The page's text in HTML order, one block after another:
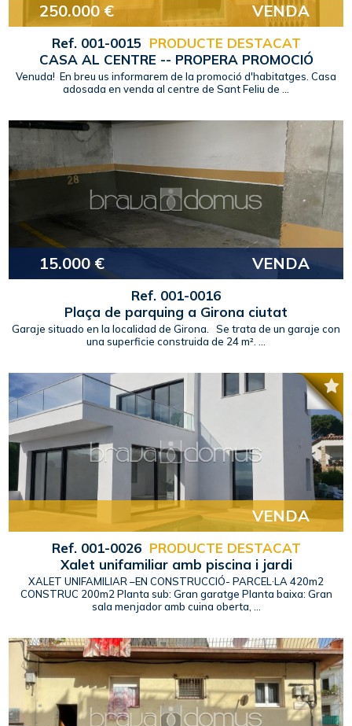
250.000 € VENDA
Ref. 001-0015 PRODUCTE DESTACAT
CASA AL CENTRE -- PROPERA PROMOCIÓ
Venuda! En breu us informarem de la promoció d'habitatges. Casa
adosada en venda al centre de Sant Feliu de ...
15.000 € VENDA
Ref. 001-0016
Plaça de parquing a Girona ciutat
Garaje situado en la localidad de Girona. Se trata de un garaje con
una superficie construida de 24 m². ...
VENDA
Ref. 001-0026 PRODUCTE DESTACAT
Xalet unifamiliar amb piscina i jardi
XALET UNIFAMILIAR –EN CONSTRUCCIÓ- PARCEL·LA 420m2
CONSTRUC 200m2 Planta sub: Gran garatge Planta baixa: Gran
sala menjador amb cuina oberta, ...